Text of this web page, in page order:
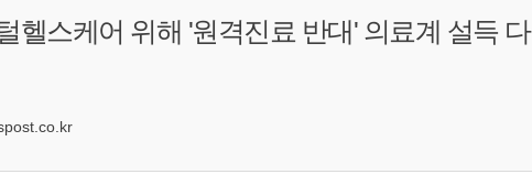
헬스케어 위해 '원격진료 반대' 의료계 설득 다